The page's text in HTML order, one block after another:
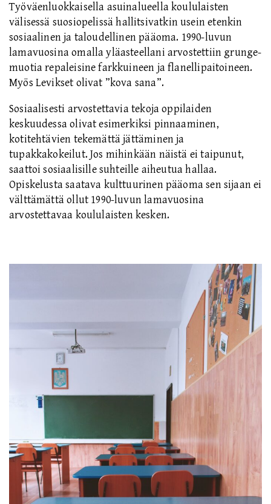
Työväenluokkaisella asuinalueellakoululaisten
välisessä suosiopelissä hallitsivatkinusein etenkin
sosiaalinen ja taloudellinen pääoma. 1990-luvun
lamavuosina omalla yläasteellani arvostettiin grunge-
muotia repaleisine farkkuineen ja flanellipaitoineen.
Myös Levikset olivat ”kova sana”.
Sosiaalisesti arvostettavia tekoja oppilaiden
keskuudessa olivat esimerkiksi pinnaaminen,
kotitehtävien tekemättä jättäminen ja
tupakkakokeilut. Jos mihinkään näistä ei taipunut,
saattoi sosiaalisille suhteille aiheutua hallaa.
Opiskelusta saatava kulttuurinen pääoma sen sijaan ei
välttämättä ollut 1990-luvun lamavuosina
arvostettavaa koululaisten kesken.